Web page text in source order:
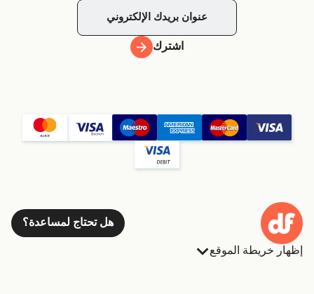
اشترك
هل تحتاج لمساعدة؟
إظهار خريطة الموقع